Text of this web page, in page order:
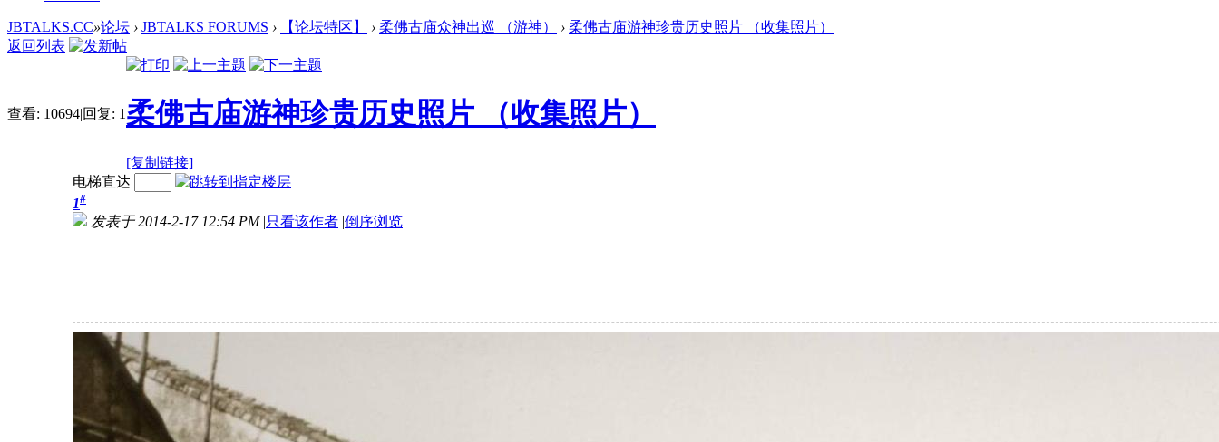
JBTALKS.CC»论坛 › JBTALKS FORUMS › 【论坛特区】 › 柔佛古庙众神出巡 （游神） › 柔佛古庙游神珍贵历史照片 （收集照片）
返回列表
查看: 10694|回复: 1 柔佛古庙游神珍贵历史照片 （收集照片）
[复制链接]
电梯直达
1#
发表于 2014-2-17 12:54 PM |只看该作者 |倒序浏览